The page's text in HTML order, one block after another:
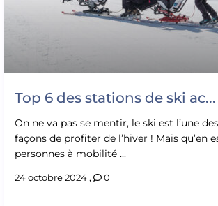
Top 6 des stations de ski ac...
On ne va pas se mentir, le ski est l’une
façons de profiter de l’hiver ! Mais qu’en
personnes à mobilité ...
24 octobre 2024, 0